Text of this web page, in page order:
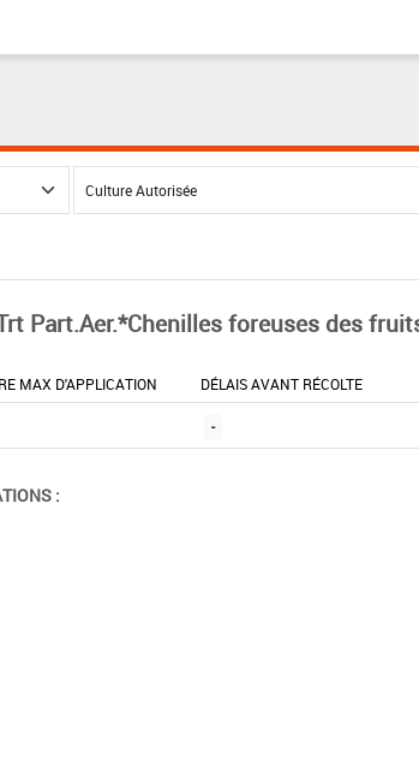
Part.Aer.*Chenilles foreuses des
MAX D'APPLICATION DÉLAIS AVANT RÉCOLTE
-
: